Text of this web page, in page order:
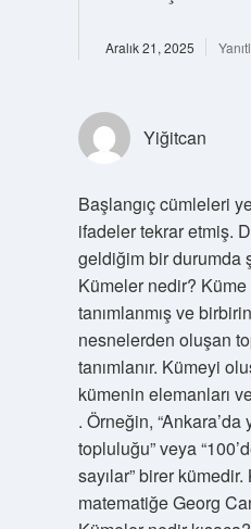
Aralık 21, 2025
Yiğitcan
Başlangıç cümleleri
ifadeler tekrar etmiş.
geldiğim bir durumda
Kümeler nedir?
tanımlanmış ve
nesnelerden oluşan
tanımlanır. Kümeyi
kümenin elemanları
. Örneğin,
topluluğu” veya
sayılar” birer kümedir.
matematiğe Georg